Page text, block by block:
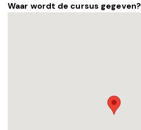
Waar wordt de cursus gegeven?